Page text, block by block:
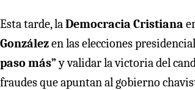
Esta tarde, laDemocracia Cristiana
Gonzálezen las elecciones
paso más”y validar la victoria del
fraudes que apuntan al gobierno